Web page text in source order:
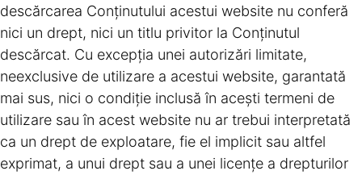
descărcarea Conţinutului acestui website nu conferă
nici un drept, nici un titlu privitor la Conţinutul
descărcat. Cu excepţia unei autorizări limitate,
neexclusive de utilizare a acestui website, garantată
mai sus, nici o condiţie inclusă în aceşti termeni de
utilizare sau în acest website nu ar trebui interpretată
ca un drept de exploatare, fie el implicit sau altfel
exprimat, a unui drept sau a unei licenţe a drepturilor